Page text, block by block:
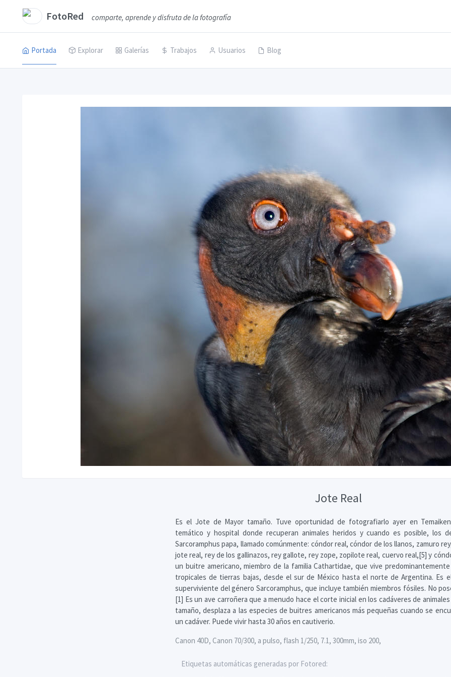
FotoRed comparte, aprende y disfruta de la fotografía
Portada Explorar Galerías Trabajos Usuarios Blog
Jote Real
Es el Jote de Mayor tamaño. Tuve oportunidad de fotografiarlo ayer en
temático y hospital donde recuperan animales heridos y cuando es posible, los
Sarcoramphus papa, llamado comúnmente: cóndor real, cóndor de los llanos, zamuro
jote real, rey de los gallinazos, rey gallote, rey zope, zopilote real, cuervo real,[5] y
un buitre americano, miembro de la familia Cathartidae, que vive
tropicales de tierras bajas, desde el sur de México hasta el norte de Argentina. Es
superviviente del género Sarcoramphus, que incluye también miembros fósiles. No
[1] Es un ave carroñera que a menudo hace el corte inicial en los cadáveres de
tamaño, desplaza a las especies de buitres americanos más pequeñas cuando se
un cadáver. Puede vivir hasta 30 años en cautiverio.
Canon 40D, Canon 70/300, a pulso, flash 1/250, 7.1, 300mm, iso 200,
Etiquetas automáticas generadas por Fotored: